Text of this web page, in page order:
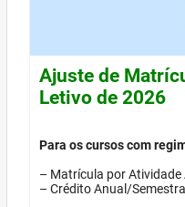
Ajuste de
Letivo de 2026
Para os cursos com
– Matrícula por Atividade
– Crédito Anual/